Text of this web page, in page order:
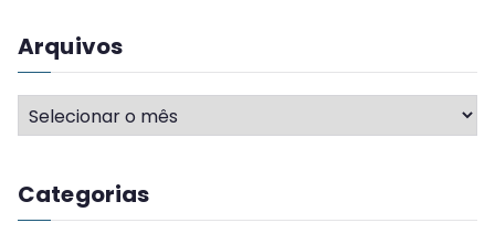
Arquivos
A
r
u
Categorias